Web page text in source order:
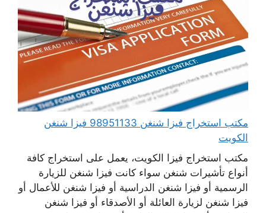
مكتب استخراج فيزا شنغن 98951133 فيزا شنغن
الكويت
مكتب استخراج فيزا الكويت، يعمل على استخراج كافة
أنواع تأشيرات شنغن سواء كانت فيزا شنغن للزيارة
الرسمية أو فيزا شنغن الدراسية أو فيزا شنغن للأعمال أو
فيزا شنغن لزيارة العائلة أو الأصدقاء أو فيزا شنغن